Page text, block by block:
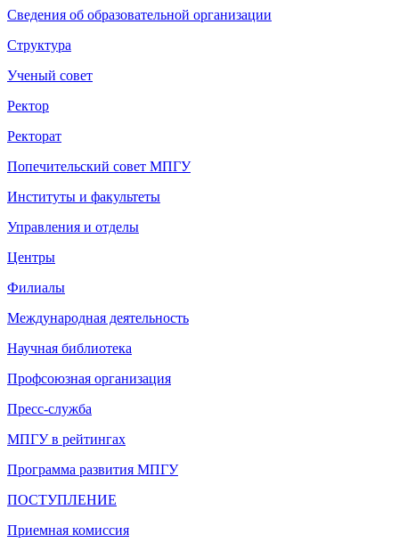
Сведения об образовательной организации
Структура
Ученый совет
Ректор
Ректорат
Попечительский совет МПГУ
Институты и факультеты
Управления и отделы
Центры
Филиалы
Международная деятельность
Научная библиотека
Профсоюзная организация
Пресс-служба
МПГУ в рейтингах
Программа развития МПГУ
ПОСТУПЛЕНИЕ
Приемная комиссия